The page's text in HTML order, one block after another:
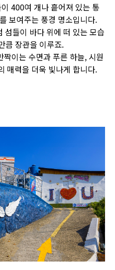
400여 개나 흩어져 있는 통
보여주는 풍경 명소입니다.
섬들이 바다 위에 떠 있는 모습
큼 장관을 이루죠.
이는 수면과 푸른 하늘, 시원
매력을 더욱 빛나게 합니다.